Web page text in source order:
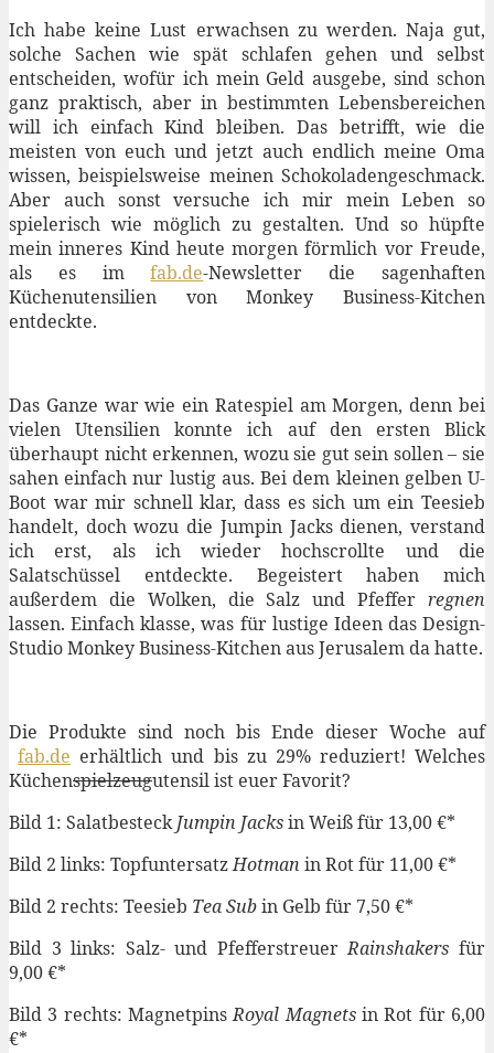
Ich habe keine Lust erwachsen zu werden. Naja gut,
solche Sachen wie spät schlafen gehen und selbst
entscheiden, wofür ich mein Geld ausgebe, sind schon
ganz praktisch, aber in bestimmten Lebensbereichen
will ich einfach Kind bleiben. Das betrifft, wie die
meisten von euch und jetzt auch endlich meine Oma
wissen, beispielsweise meinen Schokoladengeschmack.
Aber auch sonst versuche ich mir mein Leben so
spielerisch wie möglich zu gestalten. Und so hüpfte
mein inneres Kind heute morgen förmlich vor Freude,
als es imfab.de-Newsletter die sagenhaften
Küchenutensilien von Monkey Business-Kitchen
entdeckte.
Das Ganze war wie ein Ratespiel am Morgen, denn bei
vielen Utensilien konnte ich auf den ersten Blick
überhaupt nicht erkennen, wozu sie gut sein sollen – sie
sahen einfach nur lustig aus. Bei dem kleinen gelben U-
Boot war mir schnell klar, dass es sich um ein Teesieb
handelt, doch wozu die Jumpin Jacks dienen, verstand
ich erst, als ich wieder hochscrollte und die
Salatschüssel entdeckte. Begeistert haben mich
außerdem die Wolken, die Salz und Pfeffer regnen
lassen. Einfach klasse, was für lustige Ideen das Design-
Studio Monkey Business-Kitchen aus Jerusalem da hatte.
Die Produkte sind noch bis Ende dieser Woche auf
fab.de erhältlich und bis zu 29% reduziert! Welches
Küchenspielzeugutensil ist euer Favorit?
Bild 1: SalatbesteckJumpin Jacksin Weiß für 13,00 €*
Bild 2 links: TopfuntersatzHotman in Rot für 11,00 €*
Bild 2 rechts: Teesieb Tea Subin Gelb für 7,50 €*
Bild 3 links: Salz- und PfefferstreuerRainshakers für
9,00 €*
Bild 3 rechts: MagnetpinsRoyal Magnetsin Rot für 6,00
€*